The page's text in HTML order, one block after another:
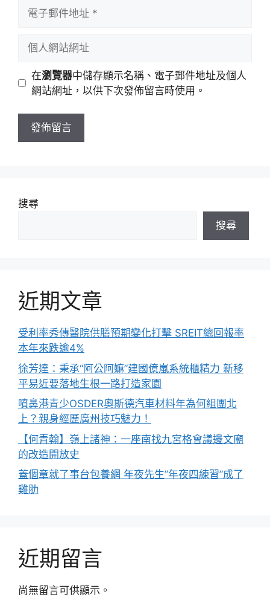
址
站
址
在瀏覽器中儲存顯示名稱、電子郵件地址及個人
網站網址，以供下次發佈留言時使用。
搜尋
搜尋
近期文章
受利率秀傳醫院供膳預期變化打擊 SREIT總回報率
本年來跌逾4%
徐芳達：秉承“阿公阿嫲”建國億嵐系統櫃精力 新移
平易近要落地生根一路打造家園
噴鼻港青少OSDER奧斯德汽車材料年為何組團北
上？親身經歷廣州技巧魅力！
【何青翰】嶺上諸神：一座南找九宮格會議邊文廟
的改造開放史
蓋個章就了事台包養網 年夜先生”年夜四練習”成了
雞肋
近期留言
尚無留言可供顯示。